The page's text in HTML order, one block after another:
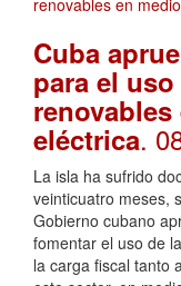
Cuba
para el
eléctrica.
La isla ha sufrido
veinticuatro meses,
Gobierno cubano
fomentar el uso de
la carga fiscal tanto